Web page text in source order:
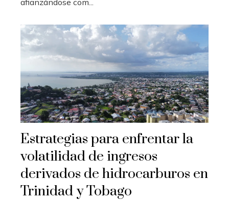
Estrategias para enfrentar la
volatilidad de ingresos
derivados de hidrocarburos en
Trinidad y Tobago